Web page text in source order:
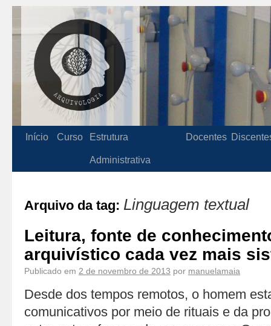
Início Curso Estrutura
Administrativa
Docentes
Arquivo da tag: Linguagem textual
Leitura, fonte de
arquivístico cada vez mais
Publicado em 2 de novembro de 2013 por manuelamaia
Desde dos tempos remotos, o homem
comunicativos por meio de rituais e da